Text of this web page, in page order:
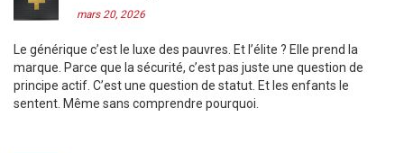
mars 20, 2026
Le générique c’est le luxe des pauvres. Et l’élite ? Elle prend la
marque. Parce que la sécurité, c’est pas juste une question de
principe actif. C’est une question de statut. Et les enfants le
sentent. Même sans comprendre pourquoi.